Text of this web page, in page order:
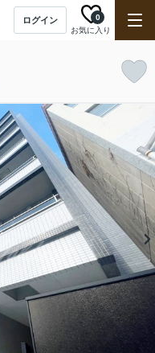
ログイン
お気に入り
0